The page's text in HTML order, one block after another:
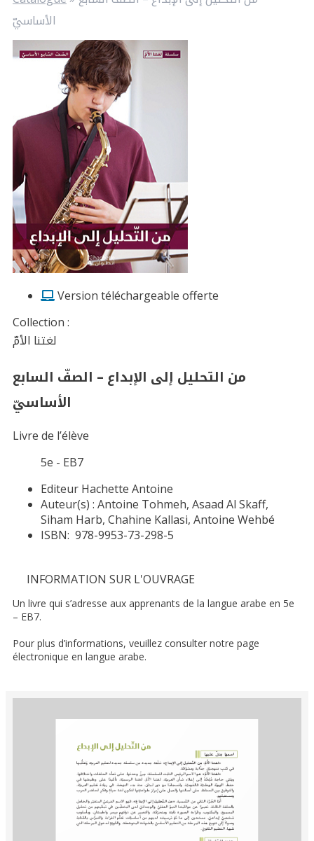
الأساسيّ
Version téléchargeable offerte
Collection :
لغتنا الأمّ
من التحليل إلى الإبداع – الصفّ السابع
الأساسيّ
Livre de l’élève
5e - EB7
Editeur Hachette Antoine
Auteur(s) : Antoine Tohmeh, Asaad Al Skaff,
Siham Harb, Chahine Kallasi, Antoine Wehbé
ISBN: 978-9953-73-298-5
INFORMATION SUR L'OUVRAGE
Un livre qui s’adresse aux apprenants de la langue arabe en 5e
– EB7.
Pour plus d’informations, veuillez consulter notre page
électronique en langue arabe.